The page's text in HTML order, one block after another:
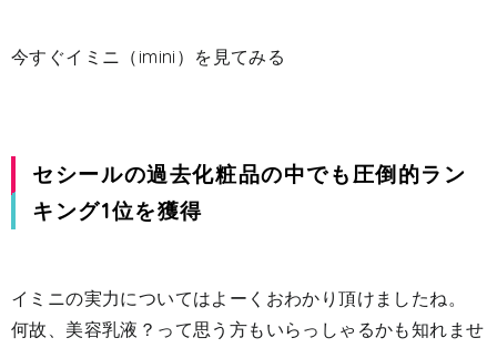
今すぐイミニ（imini）を見てみる
セシールの過去化粧品の中でも圧倒的ラン
キング1位を獲得
イミニの実力についてはよーくおわかり頂けましたね。
何故、美容乳液？って思う方もいらっしゃるかも知れませ